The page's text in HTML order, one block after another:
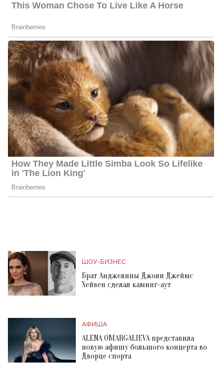
ШОУ-БИЗНЕС
Брат Анджелины Джоли Джеймс
Хейвен сделал каминг-аут
АФИША
ALENA OMARGALIEVA представила
новую афишу большого концерта во
Дворце спорта